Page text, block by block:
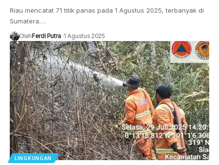
Riau mencatat 71 titik panas pada 1 Agustus 2025, terbanyak di
Sumatera.…
OlehFerdi Putra 1 Agustus 2025
LINGKUNGAN